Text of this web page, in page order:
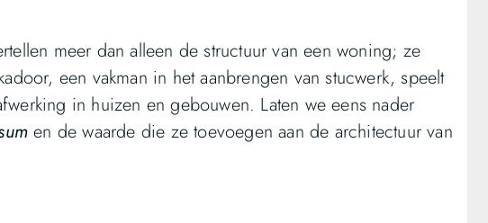
meer dan alleen de structuur van een woning; ze
een vakman in het aanbrengen van stucwerk, speelt
in huizen en gebouwen. Laten we eens nader
en de waarde die ze toevoegen aan de architectuur van